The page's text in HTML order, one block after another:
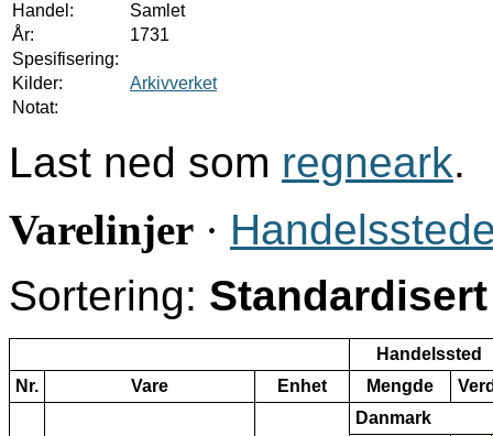
Handel:
Samlet
År:
1731
Spesifisering:
Kilder:
Arkivverket
Notat:
Last ned som regneark.
Varelinjer ·
Sortering: Standardisert
Handelssted
Nr.
Vare Enhet Mengde
Danmark